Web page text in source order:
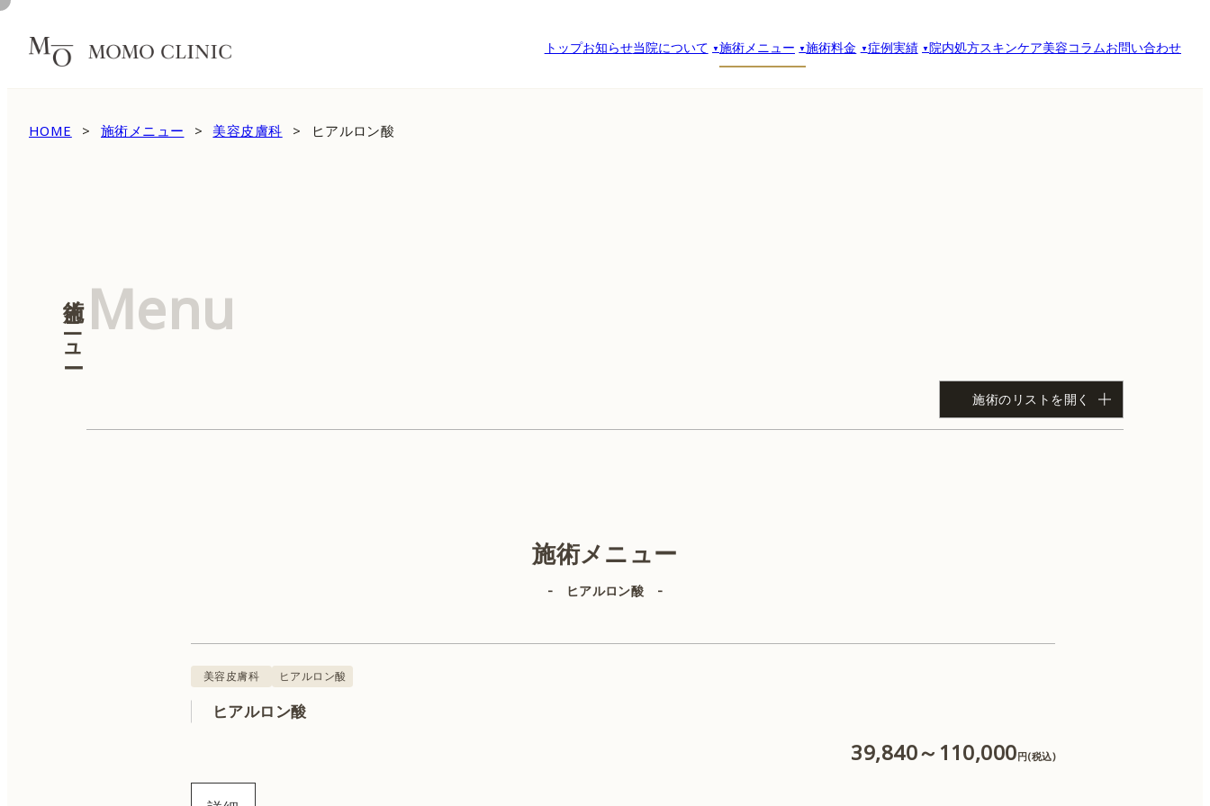
トップお知らせ当院について 施術メニュー 施術料金 症例実績 院内処方スキンケア美容コラムお問い合わせ
HOME 施術メニュー 美容皮膚科 ヒアルロン酸
Menu
施術メニュー
施術のリストを開く
QスイッチYAGレーザー
施術メニュー
- ヒアルロン酸 -
美容皮膚科 ヒアルロン酸
ヒアルロン酸
39,840～110,000円(税込)